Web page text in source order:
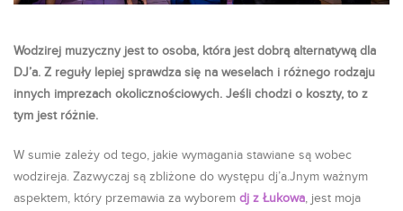
Wodzirej muzyczny jest to osoba, która jest dobrą alternatywą dla
DJ’a. Z reguły lepiej sprawdza się na weselach i różnego rodzaju
innych imprezach okolicznościowych. Jeśli chodzi o koszty, to z
tym jest różnie.
W sumie zależy od tego, jakie wymagania stawiane są wobec
wodzireja. Zazwyczaj są zbliżone do występu dj’a.Jnym ważnym
aspektem, który przemawia za wyborem dj z Łukowa, jest moja